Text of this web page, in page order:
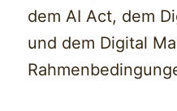
dem AI Act, dem
und dem Digital